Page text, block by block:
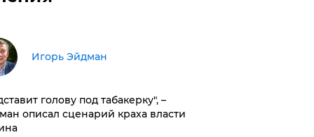
Игорь Эйдман
голову под табакерку", –
описал сценарий краха власти